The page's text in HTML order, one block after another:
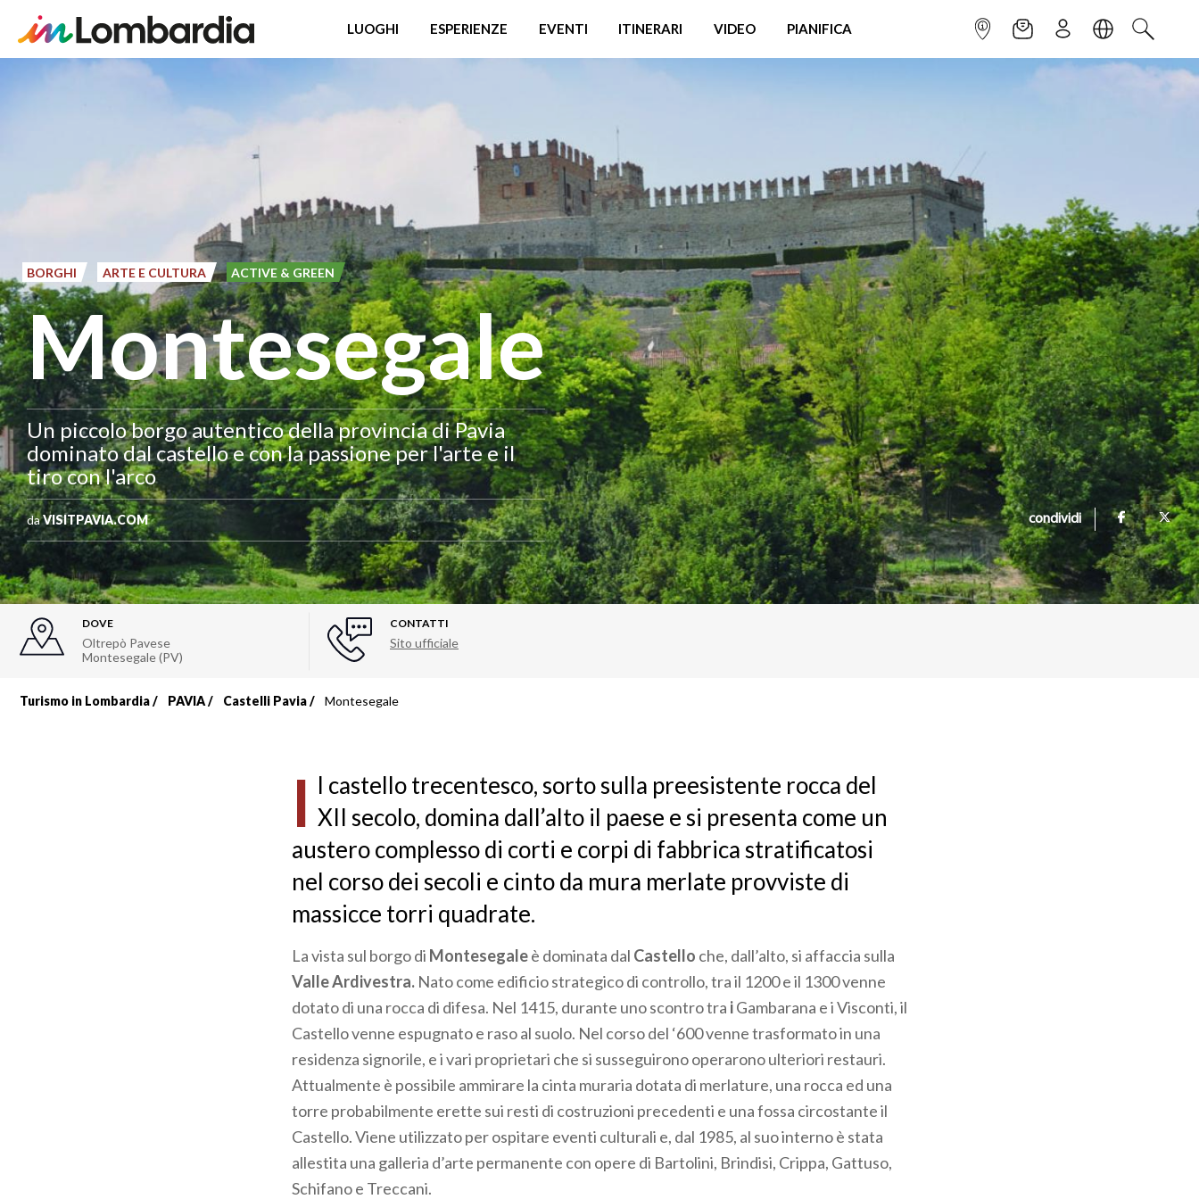
LUOGHI ESPERIENZE EVENTI ITINERARI VIDEO PIANIFICA INFOPOINTNEWSLETTER
ISCRIVITILINGUACERCA
BORGHI ARTE E CULTURA ACTIVE & GREEN
Montesegale
Un piccolo borgo autentico della provincia di Pavia
dominato dal castello e con la passione per l'arte e il
tiro con l'arco
daVISITPAVIA.COM condividi
DOVE
Oltrepò Pavese
Montesegale (PV)
CONTATTI
Sito ufficiale
Turismo in Lombardia PAVIA Castelli Pavia Montesegale
I l castello trecentesco, sorto sulla preesistente rocca del
XII secolo, domina dall’alto il paese e si presenta come un
austero complesso di corti e corpi di fabbrica stratificatosi
nel corso dei secoli e cinto da mura merlate provviste di
massicce torri quadrate.
La vista sul borgo di Montesegaleè dominata dal Castello che, dall’alto, si affaccia sulla
Valle Ardivestra. Nato come edificio strategico di controllo, tra il 1200 e il 1300 venne
dotato di una rocca di difesa. Nel 1415, durante uno scontro tra iGambarana e i Visconti, il
Castello venne espugnato e raso al suolo. Nel corso del ‘600 venne trasformato in una
residenza signorile, e i vari proprietari che si susseguirono operarono ulteriori restauri.
Attualmente è possibile ammirare la cinta muraria dotata di merlature, una rocca ed una
torre probabilmente erette sui resti di costruzioni precedenti e una fossa circostante il
Castello. Viene utilizzato per ospitare eventi culturali e, dal 1985, al suo interno è stata
allestita una galleria d’arte permanente con opere di Bartolini, Brindisi, Crippa, Gattuso,
Schifano e Treccani.